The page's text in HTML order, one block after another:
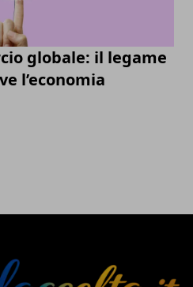
globale: il legame
l’economia